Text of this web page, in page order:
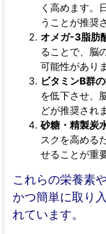
く高めます。
うことが推奨
オメガ-3脂肪
ることで、脳
可能性があり
ビタミンB群
を低下させ、
どが推奨され
砂糖・精製炭
スクを高める
せることが重
これらの栄養素
かつ簡単に取り
れています。